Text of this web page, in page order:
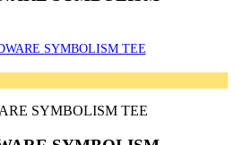
SYMBOLISM TEE